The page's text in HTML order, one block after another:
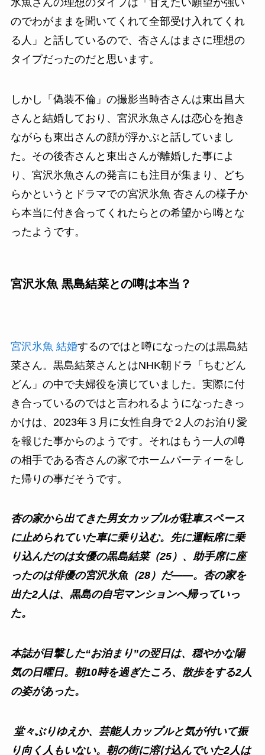
氷魚さんの理想のタイプは「甘えたい願望が強い
のでわがままを聞いてくれて全部受け入れてくれ
る人」と話しているので、杏さんはまさに理想の
タイプだったのだと思います。
しかし「偽装不倫」の撮影当時杏さんは東出昌大
さんと結婚しており、宮沢氷魚さんは恋心を抱き
ながらも東出さんの顔が浮かぶと話していまし
た。その後杏さんと東出さんが離婚した事によ
り、宮沢氷魚さんの発言にも注目が集まり、どち
らかというとドラマでの宮沢氷魚 杏さんの様子か
ら本当に付き合ってくれたらとの希望から噂とな
ったようです。
宮沢氷魚 黒島結菜との噂は本当？
宮沢氷魚 結婚するのではと噂になったのは黒島結
菜さん。黒島結菜さんとはNHK朝ドラ「ちむどん
どん」の中で夫婦役を演じていました。実際に付
き合っているのではと言われるようになったきっ
かけは、2023年３月に女性自身で２人のお泊り愛
を報じた事からのようです。それはもう一人の噂
の相手である杏さんの家でホームパーティーをし
た帰りの事だそうです。
杏の家から出てきた男女カップルが駐車スペース
に止められていた車に乗り込む。先に運転席に乗
り込んだのは女優の黒島結菜（25）、助手席に座
ったのは俳優の宮沢氷魚（28）だ――。杏の家を
出た2人は、黒島の自宅マンションへ帰っていっ
た。
本誌が目撃した“お泊まり”の翌日は、穏やかな陽
気の日曜日。朝10時を過ぎたころ、散歩をする2人
の姿があった。
堂々ぶりゆえか、芸能人カップルと気が付いて振
り向く人もいない。朝の街に溶け込んでいた2人は